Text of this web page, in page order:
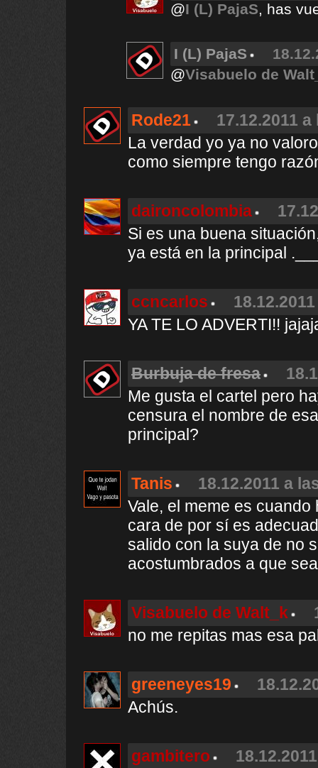
@I (L) PajaS, has
I (L) PajaS
@Visabuelo de
Rode21
17.12.2011
La verdad yo ya no
como siempre tengo
daironcolombia
Si es una buena
ya está en la principal
ccncarlos
YA TE LO ADVERTI!!
Burbuja de fresa
Me gusta el cartel pero
censura el nombre de
principal?
Tanis
18.12.2011 a
Vale, el meme es
cara de por sí es
salido con la suya de no
acostumbrados a que
Visabuelo de Walt_k
no me repitas mas esa
greeneyes19
Achús.
gambitero